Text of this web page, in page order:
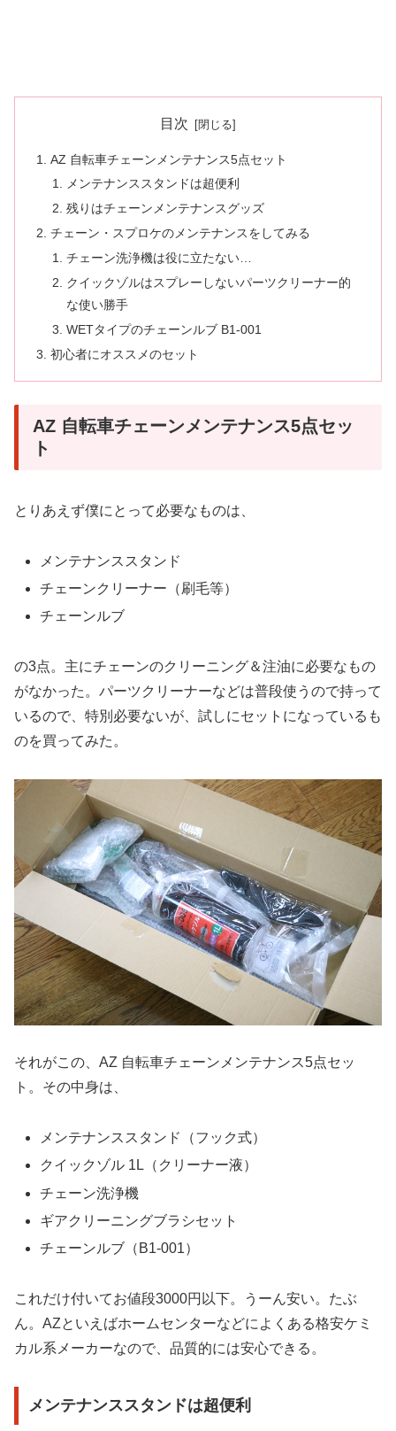
目次
AZ 自転車チェーンメンテナンス5点セット
メンテナンススタンドは超便利
残りはチェーンメンテナンスグッズ
チェーン・スプロケのメンテナンスをしてみる
チェーン洗浄機は役に立たない…
クイックゾルはスプレーしないパーツクリーナー的
な使い勝手
WETタイプのチェーンルブ B1-001
初心者にオススメのセット
AZ 自転車チェーンメンテナンス5点セッ
ト
とりあえず僕にとって必要なものは、
メンテナンススタンド
チェーンクリーナー（刷毛等）
チェーンルブ
の3点。主にチェーンのクリーニング＆注油に必要なもの
がなかった。パーツクリーナーなどは普段使うので持って
いるので、特別必要ないが、試しにセットになっているも
のを買ってみた。
それがこの、AZ 自転車チェーンメンテナンス5点セッ
ト。その中身は、
メンテナンススタンド（フック式）
クイックゾル 1L（クリーナー液）
チェーン洗浄機
ギアクリーニングブラシセット
チェーンルブ（B1-001）
これだけ付いてお値段3000円以下。うーん安い。たぶ
ん。AZといえばホームセンターなどによくある格安ケミ
カル系メーカーなので、品質的には安心できる。
メンテナンススタンドは超便利